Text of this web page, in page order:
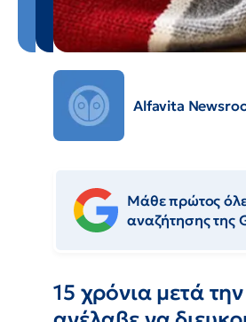
Alfavita
Μάθε πρώτος
αναζήτησης της
15 χρόνια μετά